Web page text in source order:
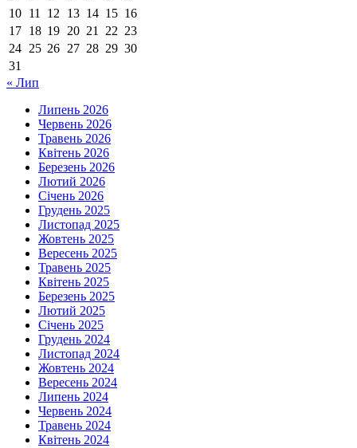
10 11 12 13 14 15 16
17 18 19 20 21 22 23
24 25 26 27 28 29 30
31
« Лип
Липень 2026
Червень 2026
Травень 2026
Квітень 2026
Березень 2026
Лютий 2026
Січень 2026
Грудень 2025
Листопад 2025
Жовтень 2025
Вересень 2025
Травень 2025
Квітень 2025
Березень 2025
Лютий 2025
Січень 2025
Грудень 2024
Листопад 2024
Жовтень 2024
Вересень 2024
Липень 2024
Червень 2024
Травень 2024
Квітень 2024